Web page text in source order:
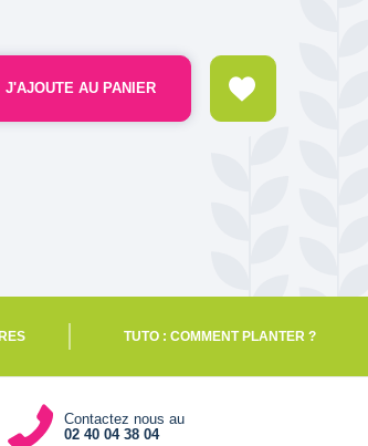
J'AJOUTE AU PANIER
TUTO : COMMENT PLANTER ?
Contactez nous au
02 40 04 38 04